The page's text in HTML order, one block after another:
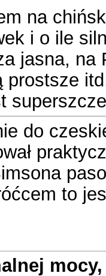
na
i o ile
jasna, na
prostsze
do
to